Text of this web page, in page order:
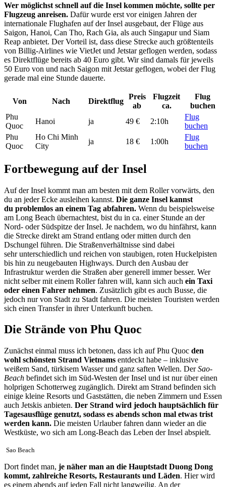
Wer möglichst schnell auf die Insel kommen möchte, sollte per
Flugzeug anreisen. Dafür wurde erst vor einigen Jahren der
internationale Flughafen auf der Insel ausgebaut, der Flüge aus
Saigon, Hanoi, Can Tho, Rach Gia, als auch Singapur und Siam
Reap anbietet. Der Vorteil ist, dass diese Strecke auch größtenteils
von Billig-Airlines wie VietJet und Jetstar geflogen werden, sodass
es Direktflüge bereits ab 40 Euro gibt. Wir sind damals für jeweils
50 Euro von und nach Saigon mit Jetstar geflogen, wobei der Flug
gerade mal eine Stunde dauerte.
Von Nach Direktflug
Preis
ab
Flugzeit
ca.
Flug
buchen
Phu
Quoc
Hanoi ja 49 € 2:10h
Flug
buchen
Phu
Quoc
Ho Chi Minh
City
ja 18 € 1:00h
Flug
buchen
Fortbewegung auf der Insel
Auf der Insel kommt man am besten mit dem Roller vorwärts, den
du an jeder Ecke ausleihen kannst. Die ganze Insel kannst
du problemlos an einem Tag abfahren. Wenn du beispielsweise
am Long Beach übernachtest, bist du in ca. einer Stunde an der
Nord- oder Südspitze der Insel. Je nachdem, wo du hinfährst, kann
die Strecke direkt am Strand entlang oder mitten durch den
Dschungel führen. Die Straßenverhältnisse sind dabei
sehr unterschiedlich und reichen von staubigen, roten Huckelpisten
bis hin zu neugebauten Highways. Durch den Ausbau der
Infrastruktur werden die Straßen aber generell immer besser. Wer
nicht selber mit einem Roller fahren will, kann sich auch ein Taxi
oder einen Fahrer nehmen. Zusätzlich gibt es auch Busse, die
jedoch nur von Stadt zu Stadt fahren. Die meisten Touristen werden
sich einen Transfer in ihrer Unterkunft buchen.
Die Strände von Phu Quoc
Zunächst einmal muss ich betonen, dass ich auf Phu Quoc den
wohl schönsten Strand Vietnams entdeckt habe – inklusive
weißem Sand, türkisem Wasser und ganz saften Wellen. DerSao-
Beach befindet sich im Süd-Westen der Insel und ist nur über einen
holprigen Schotterweg zugänglich. Direkt am Strand befinden sich
einige kleine Resorts und Gaststätten, die neben Zimmern und Essen
auch Jetskis anbieten. Der Strand wird jedoch hauptsächlich für
Tagesausflüge genutzt, sodass es abends schon mal etwas trist
werden kann. Die meisten Urlauber fahren dann wieder an die
Westküste, wo sich am Long-Beach das Leben der Insel abspielt.
Sao Beach
Dort findet man, je näher man an die Hauptstadt Duong Dong
kommt, zahlreiche Resorts, Restaurants und Läden. Hier wird
es einem abends auf jeden Fall nicht langweilig. An der